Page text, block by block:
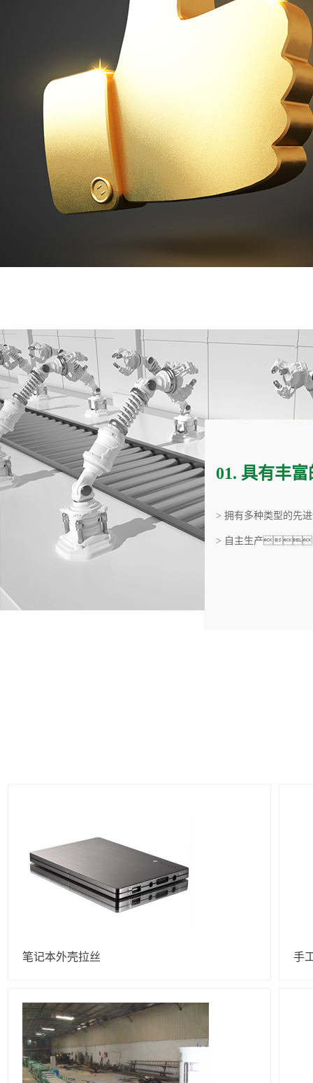
到的服务
过严格的检测，确保每一个出厂的产
场为先的经营理念
01. 具有丰
> 拥有多种类型的先
> 自主生产
笔记本外壳拉丝 手